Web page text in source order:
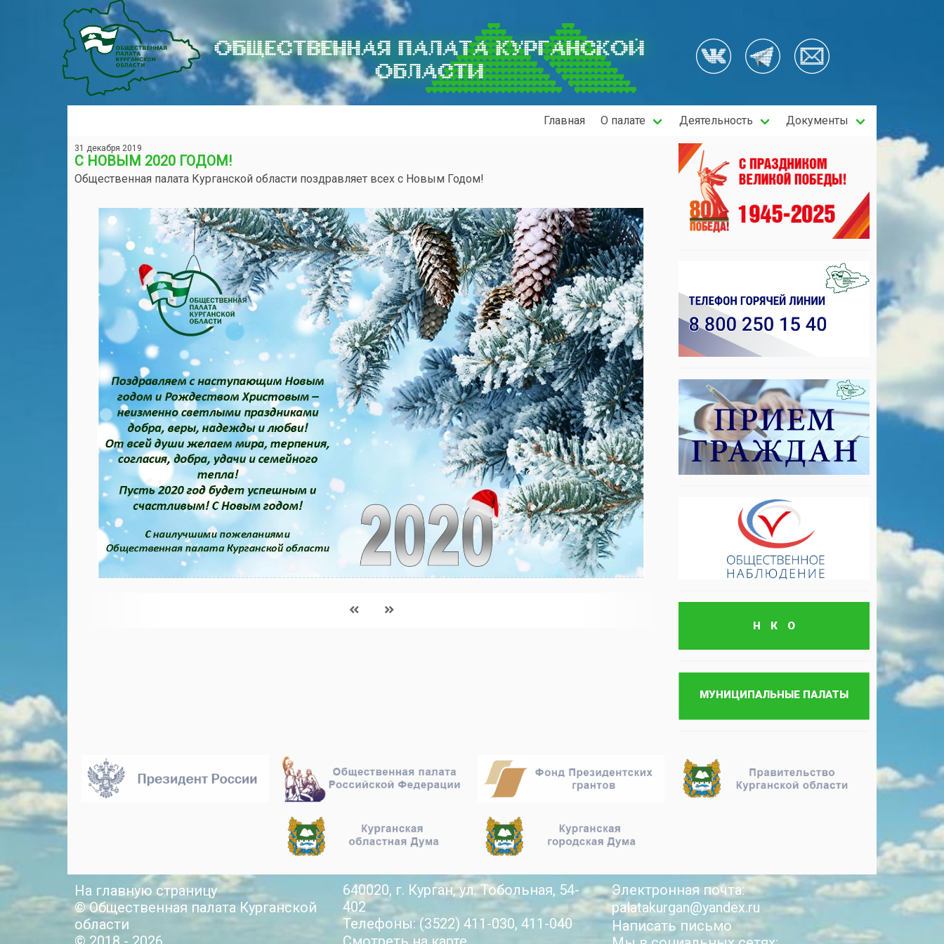
ОБЩЕСТВЕННАЯ ПАЛАТА КУРГАНСКОЙ
ОБЛАСТИ
Главная О палате Деятельность Документы
31 декабря 2019
С НОВЫМ 2020 ГОДОМ!
Общественная палата Курганской области поздравляет всех с Новым Годом!
На главную страницу
© Общественная палата Курганской
области
640020, г. Курган, ул. Тобольная, 54-
402
Телефоны: (3522) 411-030, 411-040
Электронная почта:
palatakurgan@yandex.ru
Написать письмо